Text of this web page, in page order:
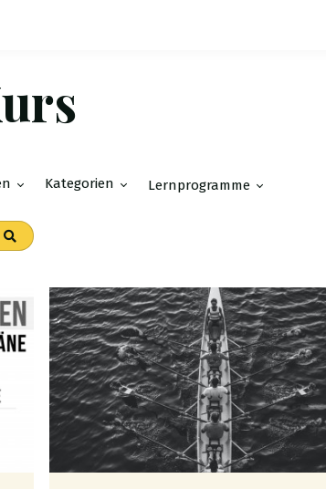
Kategorien Lernprogramme